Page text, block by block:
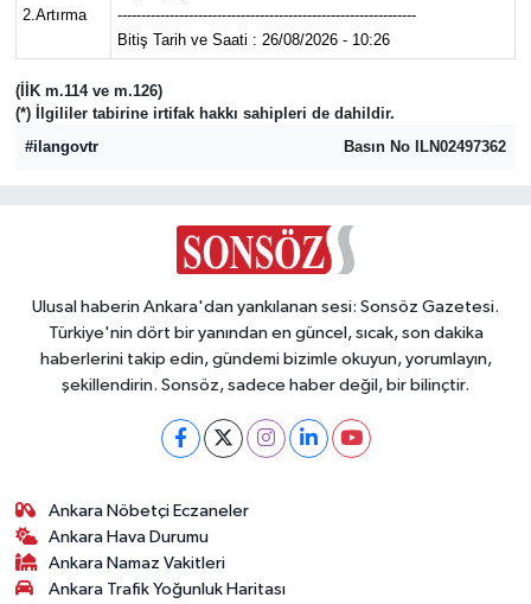
2.Artırma
---------------------------------------------------------------
Bitiş Tarih ve Saati : 26/08/2026 - 10:26
(İİK m.114 ve m.126)
(*) İlgililer tabirine irtifak hakkı sahipleri de dahildir.
#ilangovtr
Basın No ILN02497362
Ulusal haberin Ankara'dan yankılanan sesi: Sonsöz Gazetesi.
Türkiye'nin dört bir yanından en güncel, sıcak, son dakika
haberlerini takip edin, gündemi bizimle okuyun, yorumlayın,
şekillendirin. Sonsöz, sadece haber değil, bir bilinçtir.
Ankara Nöbetçi Eczaneler
Ankara Hava Durumu
Ankara Namaz Vakitleri
Ankara Trafik Yoğunluk Haritası
Seri İlan
Siyaset
Sokak Hayvanlarını Sahiplendirme